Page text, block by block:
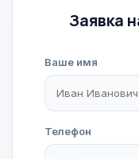
Заявка
Ваше имя
Телефон